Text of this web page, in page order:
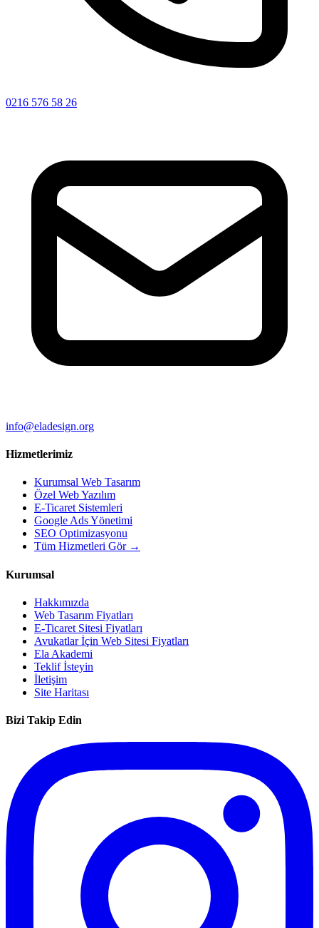
0216 576 58 26
info@eladesign.org
Hizmetlerimiz
Kurumsal Web Tasarım
Özel Web Yazılım
E-Ticaret Sistemleri
Google Ads Yönetimi
SEO Optimizasyonu
Tüm Hizmetleri Gör →
Kurumsal
Hakkımızda
Web Tasarım Fiyatları
E-Ticaret Sitesi Fiyatları
Avukatlar İçin Web Sitesi Fiyatları
Ela Akademi
Teklif İsteyin
İletişim
Site Haritası
Bizi Takip Edin